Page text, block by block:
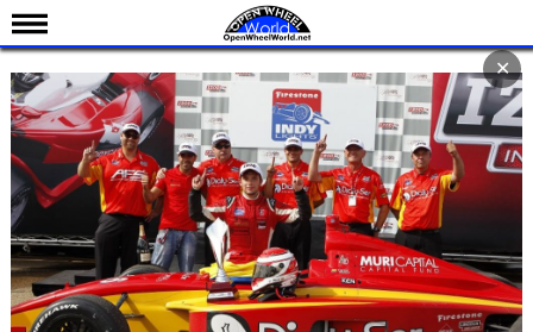
Nieuws
Kalender
Uitslagen
Standen
Coureurs
Teams
IndyCar 101
✕